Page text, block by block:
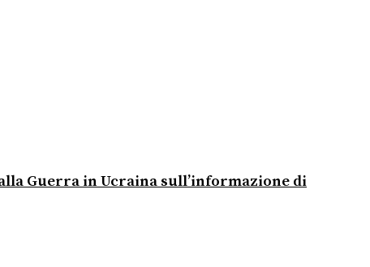
Guerra in Ucraina sull’informazione di